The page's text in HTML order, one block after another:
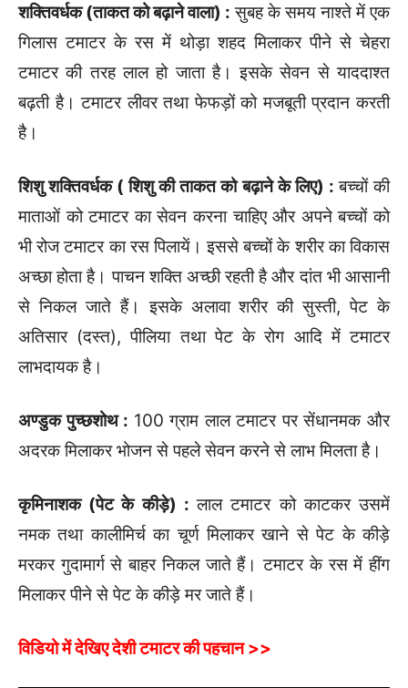
शक्तिवर्धक (ताकत को बढ़ाने वाला) :सुबह के समय नाश्ते में एक
गिलास टमाटर के रस में थोड़ा शहद मिलाकर पीने से चेहरा
टमाटर की तरह लाल हो जाता है। इसके सेवन से याददाश्त
बढ़ती है। टमाटर लीवर तथा फेफड़ों को मजबूती प्रदान करती
है।
शिशु शक्तिवर्धक ( शिशु की ताकत को बढ़ाने के लिए) :बच्चों की
माताओं को टमाटर का सेवन करना चाहिए और अपने बच्चों को
भी रोज टमाटर का रस पिलायें। इससे बच्चों के शरीर का विकास
अच्छा होता है। पाचन शक्ति अच्छी रहती है और दांत भी आसानी
से निकल जाते हैं। इसके अलावा शरीर की सुस्ती, पेट के
अतिसार (दस्त), पीलिया तथा पेट के रोग आदि में टमाटर
लाभदायक है।
अण्डुक पुच्छशोथ : 100 ग्राम लाल टमाटर पर सेंधानमक और
अदरक मिलाकर भोजन से पहले सेवन करने से लाभ मिलता है।
कृमिनाशक (पेट के कीड़े) :लाल टमाटर को काटकर उसमें
नमक तथा कालीमिर्च का चूर्ण मिलाकर खाने से पेट के कीड़े
मरकर गुदामार्ग से बाहर निकल जाते हैं। टमाटर के रस में हींग
मिलाकर पीने से पेट के कीड़े मर जाते हैं।
विडियो में देखिए देशी टमाटर की पहचान >>